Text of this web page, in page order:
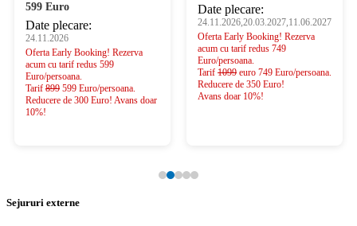
599 Euro
Date plecare:
24.11.2026
Oferta Early Booking! Rezerva
acum cu tarif redus 599
Euro/persoana.
Tarif 899 599 Euro/persoana.
Reducere de 300 Euro! Avans doar
10%!
Date plecare:
24.11.2026,20.03.2027,11.06.2027
Oferta Early Booking! Rezerva
acum cu tarif redus 749
Euro/persoana.
Tarif 1099 euro 749 Euro/persoana.
Reducere de 350 Euro!
Avans doar 10%!
Sejururi externe